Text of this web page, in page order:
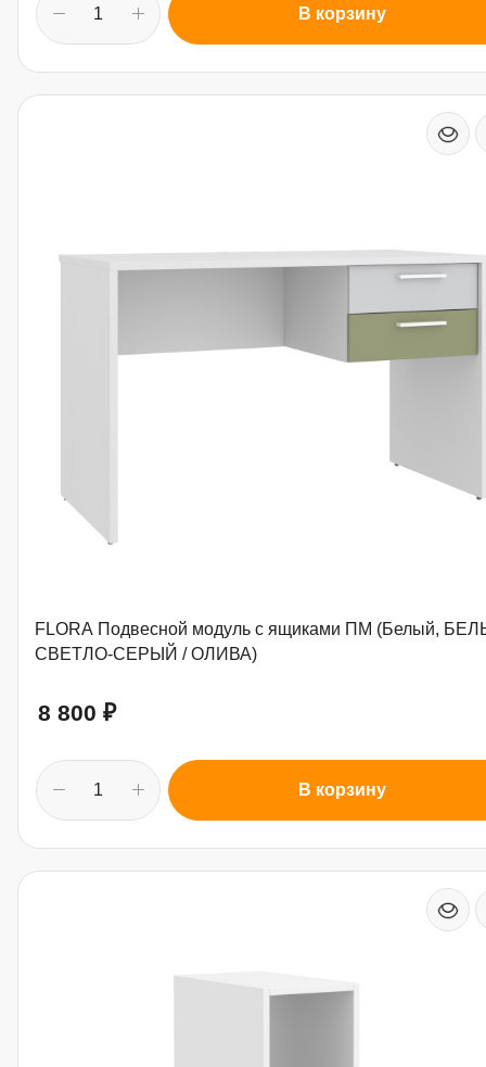
В корзину
FLORA Подвесной модуль с ящиками ПМ (Белый,
СВЕТЛО-СЕРЫЙ / ОЛИВА)
8 800 ₽
В корзину